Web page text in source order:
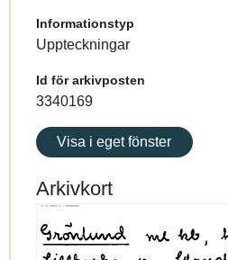
Informationstyp
Uppteckningar
Id för arkivposten
3340169
Visa i eget fönster
Arkivkort